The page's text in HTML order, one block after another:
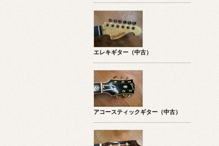
エレキギター（中古）
アコースティックギター（中古）